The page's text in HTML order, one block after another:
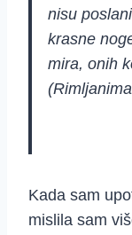
nisu
krasne
mira, onih
Kada sam
mislila sam